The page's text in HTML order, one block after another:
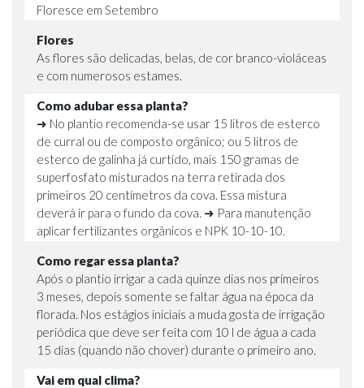
Floresce em Setembro
Flores
As flores são delicadas, belas, de cor branco-violáceas
e com numerosos estames.
Como adubar essa planta?
➜ No plantio recomenda-se usar 15 litros de esterco
de curral ou de composto orgânico; ou 5 litros de
esterco de galinha já curtido, mais 150 gramas de
superfosfato misturados na terra retirada dos
primeiros 20 centímetros da cova. Essa mistura
deverá ir para o fundo da cova. ➜ Para manutenção
aplicar fertilizantes orgânicos e NPK 10-10-10.
Como regar essa planta?
Após o plantio irrigar a cada quinze dias nos primeiros
3 meses, depois somente se faltar água na época da
florada. Nos estágios iniciais a muda gosta de irrigação
periódica que deve ser feita com 10 l de água a cada
15 dias (quando não chover) durante o primeiro ano.
Vai em qual clima?